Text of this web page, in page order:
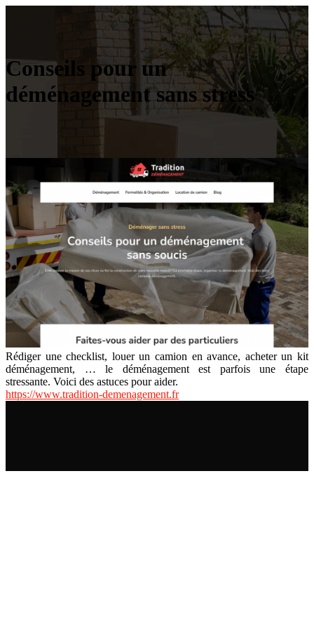
Conseils pour un
déménagement sans stress
Rédiger une checklist, louer un camion en avance, acheter un kit
déménagement, … le déménagement est parfois une étape
stressante. Voici des astuces pour aider.
https://www.tradition-demenagement.fr